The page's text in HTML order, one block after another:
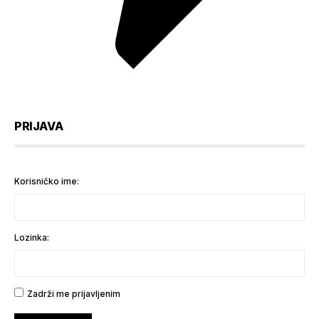
PRIJAVA
Korisničko ime:
Lozinka:
Zadrži me prijavljenim